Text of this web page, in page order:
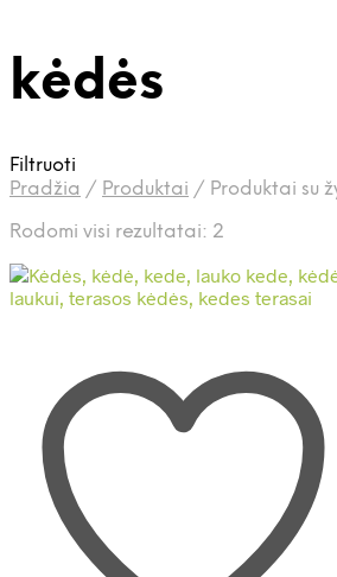
kėdės
Filtruoti
Pradžia / Produktai / Produktai su
Rodomi visi rezultatai: 2
naujausią